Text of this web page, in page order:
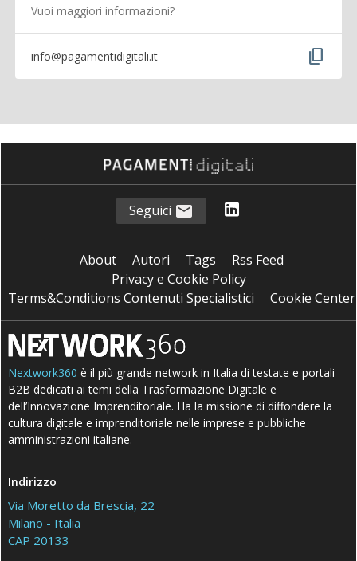
Vuoi maggiori informazioni?
info@pagamentidigitali.it content_copy
Seguici
About Autori Tags
Rss Feed
Privacy e Cookie Policy
Terms&Conditions Contenuti Specialistici
Cookie Center
Nextwork360 è il più grande network in Italia di testate e portali
B2B dedicati ai temi della Trasformazione Digitale e
dell’Innovazione Imprenditoriale. Ha la missione di diffondere la
cultura digitale e imprenditoriale nelle imprese e pubbliche
amministrazioni italiane.
Indirizzo
Via Moretto da Brescia, 22
Milano - Italia
CAP 20133